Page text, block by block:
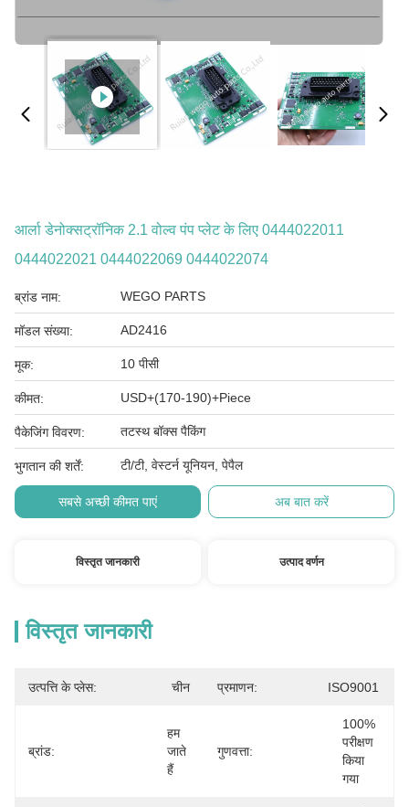
आर्ला डेनोक्सट्रॉनिक 2.1 वोल्व पंप प्लेट के लिए 0444022011
0444022021 0444022069 0444022074
ब्रांड नाम: WEGO PARTS
मॉडल संख्या: AD2416
मूक: 10 पीसी
कीमत: USD+(170-190)+Piece
पैकेजिंग विवरण: तटस्थ बॉक्स पैकिंग
भुगतान की शर्तें: टी/टी, वेस्टर्न यूनियन, पेपैल
सबसे अच्छी कीमत पाएं अब बात करें
विस्तृत जानकारी उत्पाद वर्णन
विस्तृत जानकारी
उत्पत्ति के प्लेस: चीन प्रमाणन: ISO9001
ब्रांड:
हम
जाते
हैं
गुणवत्ता:
100%
परीक्षण
किया
गया